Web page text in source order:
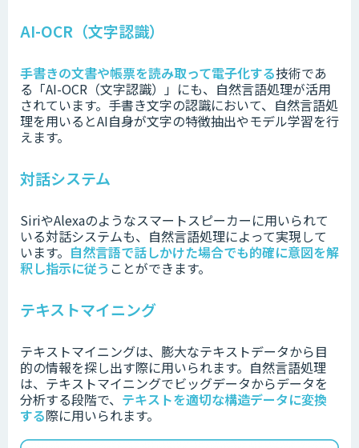
AI-OCR（文字認識）
手書きの文書や帳票を読み取って電子化する技術であ
る「AI-OCR（文字認識）」にも、自然言語処理が活用
されています。 手書き文字の認識において、自然言語処
理を用いるとAI自身が文字の特徴抽出やモデル学習を行
えます。
対話システム
SiriやAlexaのようなスマートスピーカーに用いられて
いる対話システムも、自然言語処理によって実現して
います。 自然言語で話しかけた場合でも的確に意図を解
釈し指示に従う ことができます。
テキストマイニング
テキストマイニングは、膨大なテキストデータから目
的の情報を探し出す際に用いられます。自然言語処理
は、テキストマイニングでビッグデータからデータを
分析する段階で、 テキストを適切な構造データに変換
する際に用いられます。